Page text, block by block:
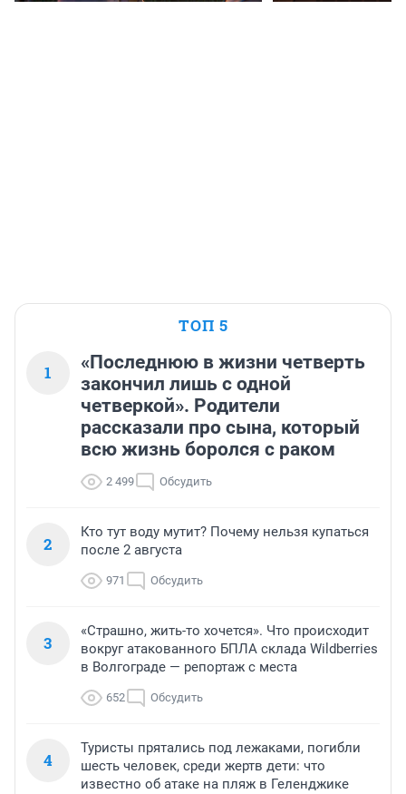
ТОП 5
1
«Последнюю в жизни четверть
закончил лишь с одной
четверкой». Родители
рассказали про сына, который
всю жизнь боролся с раком
2 499 Обсудить
2
Кто тут воду мутит? Почему нельзя купаться
после 2 августа
971 Обсудить
3
«Страшно, жить-то хочется». Что происходит
вокруг атакованного БПЛА склада Wildberries
в Волгограде — репортаж с места
652 Обсудить
4
Туристы прятались под лежаками, погибли
шесть человек, среди жертв дети: что
известно об атаке на пляж в Геленджике